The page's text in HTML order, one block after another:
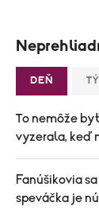
DEŇ
To nemôže
vyzerala, keď
Fanúšikovia
speváčka je